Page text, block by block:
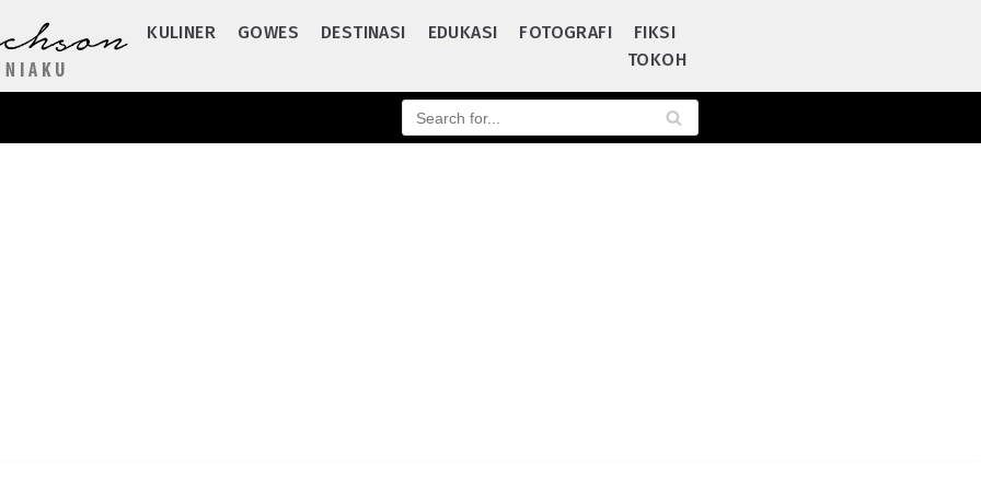
KULINER GOWES DESTINASI EDUKASI FOTOGRAFI
FIKSI
TOKOH